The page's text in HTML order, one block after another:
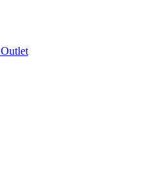
Outlet